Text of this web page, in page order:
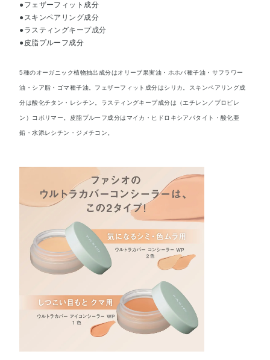
●フェザーフィット成分
●スキンペアリング成分
●ラスティングキープ成分
●皮脂プルーフ成分
5種のオーガニック植物抽出成分はオリーブ果実油・ホホバ種子油・サフラワー
油・シア脂・ゴマ種子油。フェザーフィット成分はシリカ。スキンペアリング成
分は酸化チタン・レシチン。ラスティングキープ成分は（エチレン／プロピレ
ン）コポリマー。皮脂プルーフ成分はマイカ・ヒドロキシアパタイト・酸化亜
鉛・水添レシチン・ジメチコン。